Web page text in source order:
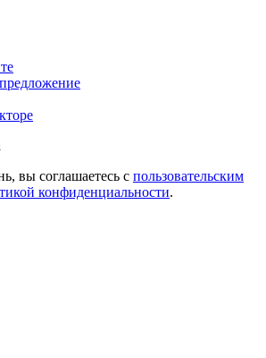
вы соглашаетесь с пользовательским
конфиденциальности.